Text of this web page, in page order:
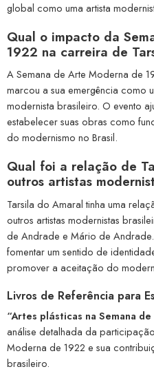
global como uma artista
Qual o impacto da
1922 na carreira de
A Semana de Arte Moderna de
marcou a sua emergência como
modernista brasileiro. O evento
estabelecer suas obras como
do modernismo no Brasil.
Qual foi a relação de
outros artistas
Tarsila do Amaral tinha uma
outros artistas modernistas
de Andrade e Mário de
fomentar um sentido de
promover a aceitação do
Livros de Referência para
“Artes plásticas na Semana
análise detalhada da
Moderna de 1922 e sua
brasileiro.